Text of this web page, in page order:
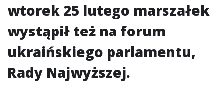
wtorek 25 lutego marszałek
wystąpił też na forum
ukraińskiego parlamentu,
Rady Najwyższej.